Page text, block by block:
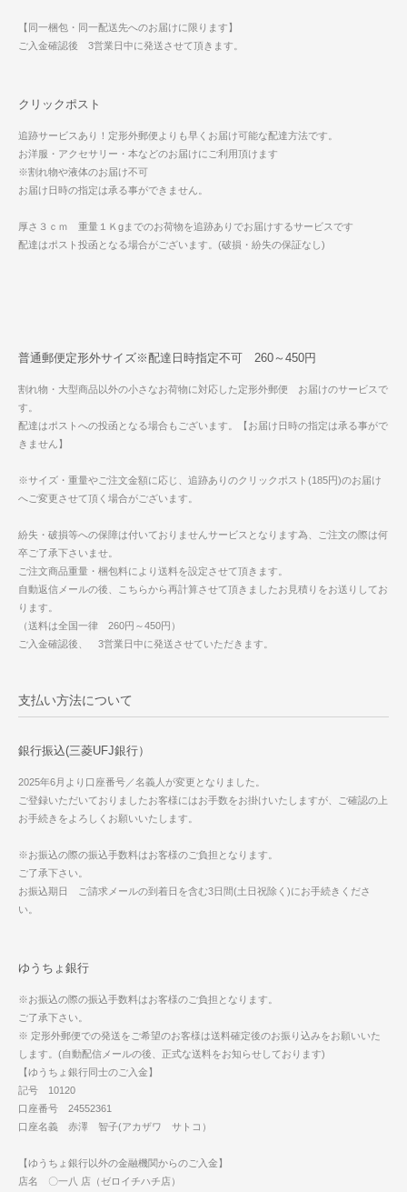
【同一梱包・同一配送先へのお届けに限ります】
ご入金確認後 3営業日中に発送させて頂きます。
クリックポスト
追跡サービスあり！定形外郵便よりも早くお届け可能な配達方法です。
お洋服・アクセサリー・本などのお届けにご利用頂けます
※割れ物や液体のお届け不可
お届け日時の指定は承る事ができません。
厚さ３ｃｍ 重量１Ｋgまでのお荷物を追跡ありでお届けするサービスです
配達はポスト投函となる場合がございます。(破損・紛失の保証なし)
普通郵便定形外サイズ※配達日時指定不可 260～450円
割れ物・大型商品以外の小さなお荷物に対応した定形外郵便 お届けのサービスで
す。
配達はポストへの投函となる場合もございます。【お届け日時の指定は承る事がで
きません】
※サイズ・重量やご注文金額に応じ、追跡ありのクリックポスト(185円)のお届け
へご変更させて頂く場合がございます。
紛失・破損等への保障は付いておりませんサービスとなります為、ご注文の際は何
卒ご了承下さいませ。
ご注文商品重量・梱包料により送料を設定させて頂きます。
自動返信メールの後、こちらから再計算させて頂きましたお見積りをお送りしてお
ります。
（送料は全国一律 260円～450円）
ご入金確認後、 3営業日中に発送させていただきます。
支払い方法について
銀行振込(三菱UFJ銀行）
2025年6月より口座番号／名義人が変更となりました。
ご登録いただいておりましたお客様にはお手数をお掛けいたしますが、ご確認の上
お手続きをよろしくお願いいたします。
※お振込の際の振込手数料はお客様のご負担となります。
ご了承下さい。
お振込期日 ご請求メールの到着日を含む3日間(土日祝除く)にお手続きくださ
い。
ゆうちょ銀行
※お振込の際の振込手数料はお客様のご負担となります。
ご了承下さい。
※ 定形外郵便での発送をご希望のお客様は送料確定後のお振り込みをお願いいた
します。(自動配信メールの後、正式な送料をお知らせしております)
【ゆうちょ銀行同士のご入金】
記号 10120
口座番号 24552361
口座名義 赤澤 智子(アカザワ サトコ）
【ゆうちょ銀行以外の金融機関からのご入金】
店名 〇一八 店（ゼロイチハチ店）